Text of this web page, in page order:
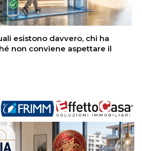
esistono davvero, chi ha
non conviene aspettare il